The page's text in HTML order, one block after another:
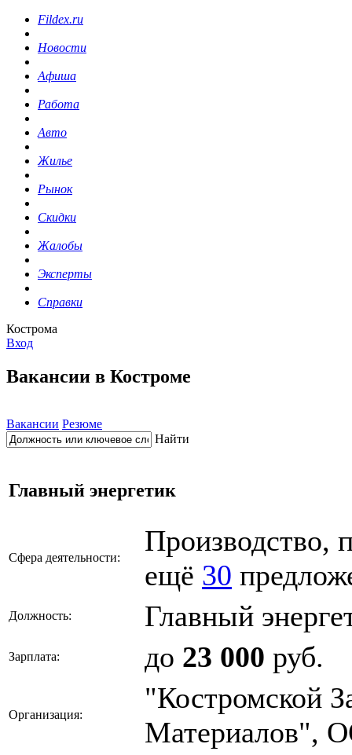
Fildex.ru
Новости
Афиша
Работа
Авто
Жилье
Рынок
Скидки
Жалобы
Эксперты
Справки
Кострома
Вход
Вакансии в Костроме
Вакансии Резюме
Найти
Главный энергетик
Сфера деятельности:
Производство,
ещё 30
Должность: Главный
Зарплата: до 23 000 руб.
Организация:
"Костромской
Материалов",